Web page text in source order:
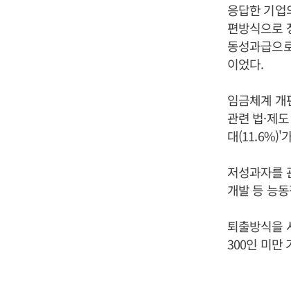
응답한 기업
편방식으로
동성과급으
이었다.
임금체계
관련 법·제
대(11.6%)'
저성과자를
개발 등 능
퇴출방식을
300인 미만